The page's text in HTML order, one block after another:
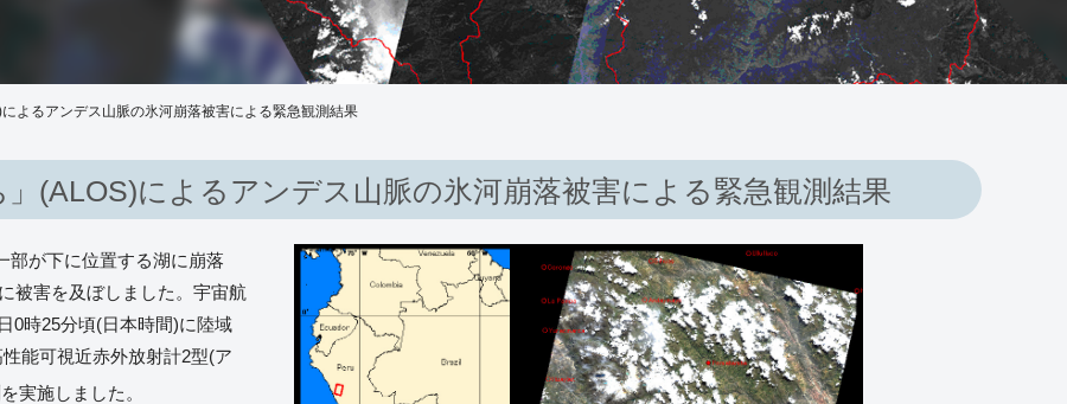
よるアンデス山脈の氷河崩落被害による緊急観測結果
(ALOS)によるアンデス山脈の氷河崩落被害による緊急観測結果
部が下に位置する湖に崩落
被害を及ぼしました。宇宙航
0時25分頃(日本時間)に陸域
能可視近赤外放射計2型(ア
実施しました。